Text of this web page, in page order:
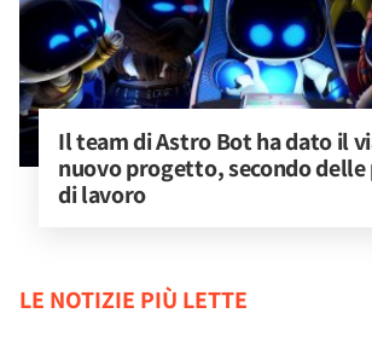
Il team di Astro Bot ha dato il
nuovo progetto, secondo
di lavoro
LE NOTIZIE PIÙ LETTE